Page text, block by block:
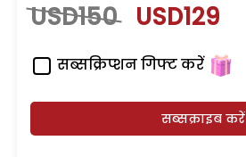
USD150 USD129
सब्सक्रिप्शन गिफ्ट करें
सब्सक्राइब करें